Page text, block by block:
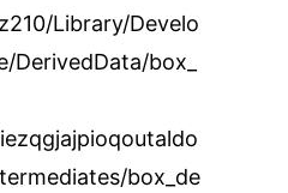
Library/Develo
DerivedData/box_
box_de